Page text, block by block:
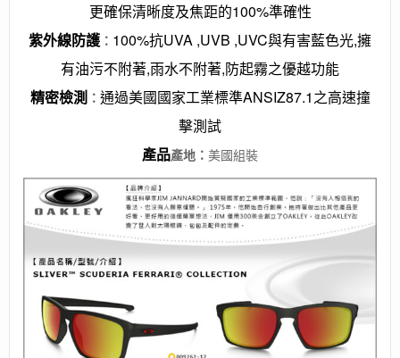
更確保清晰度及焦距的100%準確性
紫外線防護 ： 100%抗UVA ,UVB ,UVC與有害藍色光,擁
有油污不附著,雨水不附著,防起霧之優越功能
精密檢測 ： 通過美國國家工業標準ANSIZ87.1之高速撞
擊測試
產品產地 ： 美國組裝